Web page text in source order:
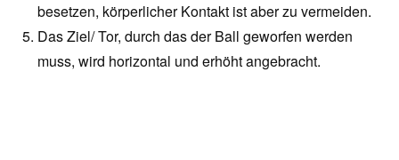
besetzen, körperlicher Kontakt ist aber zu vermeiden.
Das Ziel/ Tor, durch das der Ball geworfen werden
muss, wird horizontal und erhöht angebracht.